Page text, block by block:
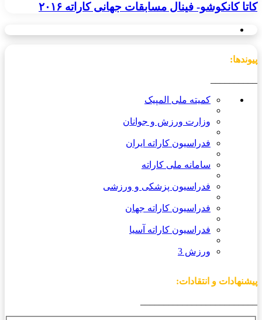
کاتا کانکوشو- فینال مسابقات جهانی کاراته ۲۰۱۶
پیوندها:
کمیته ملی المپیک
وزارت ورزش و جوانان
فدراسیون کاراته ایران
سامانه ملی کاراته
فدراسیون پزشکی و ورزشی
فدراسیون کاراته جهان
فدراسیون کاراته آسیا
ورزش 3
پیشنهادات و انتقادات: